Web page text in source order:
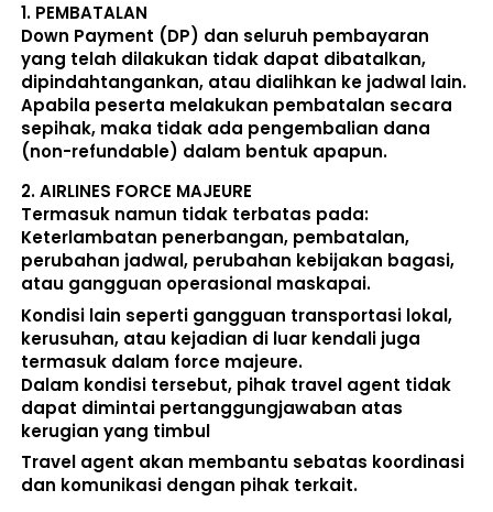
1. PEMBATALAN
Down Payment (DP) dan seluruh pembayaran
yang telah dilakukan tidak dapat dibatalkan,
dipindahtangankan, atau dialihkan ke jadwal lain.
Apabila peserta melakukan pembatalan secara
sepihak, maka tidak ada pengembalian dana
(non-refundable) dalam bentuk apapun.
2. AIRLINES FORCE MAJEURE
Termasuk namun tidak terbatas pada:
Keterlambatan penerbangan, pembatalan,
perubahan jadwal, perubahan kebijakan bagasi,
atau gangguan operasional maskapai.
Kondisi lain seperti gangguan transportasi lokal,
kerusuhan, atau kejadian di luar kendali juga
termasuk dalam force majeure.
Dalam kondisi tersebut, pihak travel agent tidak
dapat dimintai pertanggungjawaban atas
kerugian yang timbul
Travel agent akan membantu sebatas koordinasi
dan komunikasi dengan pihak terkait.